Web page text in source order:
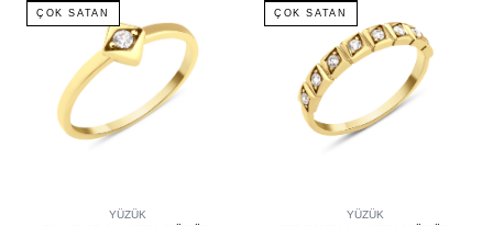
ÇOK SATAN
YÜZÜK
ÇOK SATAN
YÜZÜK